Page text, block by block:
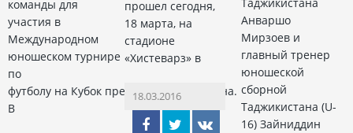
команды для
участия в
Международном
юношеском турнире
по
футболу на Кубок президента Казахстана.
В
прошел сегодня,
18 марта, на
стадионе
«Хистеварз» в
18.03.2016
Таджикистана
Анваршо
Мирзоев и
главный тренер
юношеской
сборной
Таджикистана (U-
16) Зайниддин